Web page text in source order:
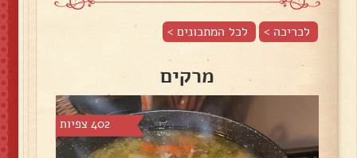
לכריכה > לכל המתכונים >
מרקים
402 צפיות